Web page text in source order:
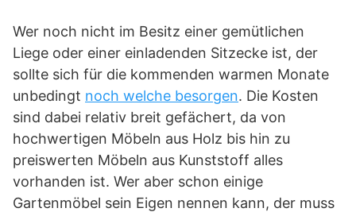
Wer noch nicht im Besitz einer gemütlichen
Liege oder einer einladenden Sitzecke ist, der
sollte sich für die kommenden warmen Monate
unbedingt noch welche besorgen. Die Kosten
sind dabei relativ breit gefächert, da von
hochwertigen Möbeln aus Holz bis hin zu
preiswerten Möbeln aus Kunststoff alles
vorhanden ist. Wer aber schon einige
Gartenmöbel sein Eigen nennen kann, der muss